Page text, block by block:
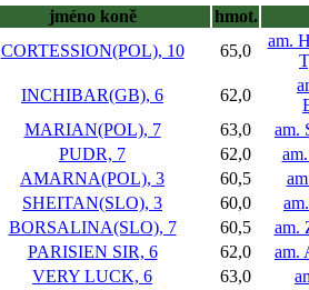
jméno koně
hmot.
CORTESSION(POL), 10 65,0
am.
INCHIBAR(GB), 6 62,0
MARIAN(POL), 7 63,0
am.
PUDR, 7 62,0
AMARNA(POL), 3 60,5
SHEITAN(SLO), 3 60,0
BORSALINA(SLO), 7 60,5
am.
PARISIEN SIR, 6 62,0
am.
VERY LUCK, 6 63,0